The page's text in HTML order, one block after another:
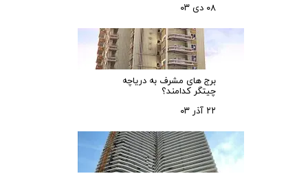
۰۸ دی ۰۳
برج های مشرف به دریاچه
چیتگر کدامند؟
۲۲ آذر ۰۳